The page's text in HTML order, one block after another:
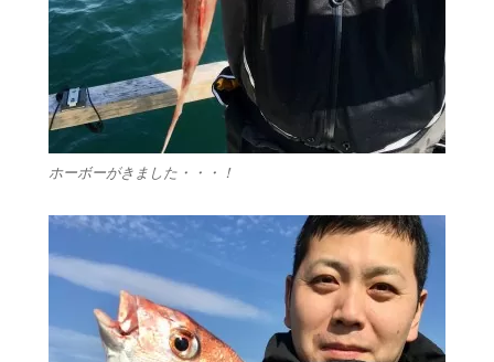
ホーボーがきました・・・！